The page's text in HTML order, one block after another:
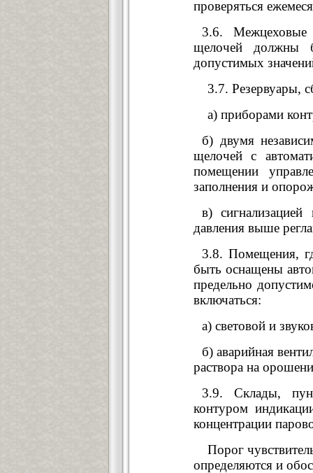
проверяться
3.6. Межцеховые
щелочей должны
допустимых
3.7. Резервуары,
а) приборами
б) двумя
щелочей с
помещении
заполнения и
в)
давления выше
3.8. Помещения,
быть оснащены
предельно
включаться:
а) световой и
б) аварийная
раствора на
3.9. Склады,
контуром
концентрации
Порог
определяются и